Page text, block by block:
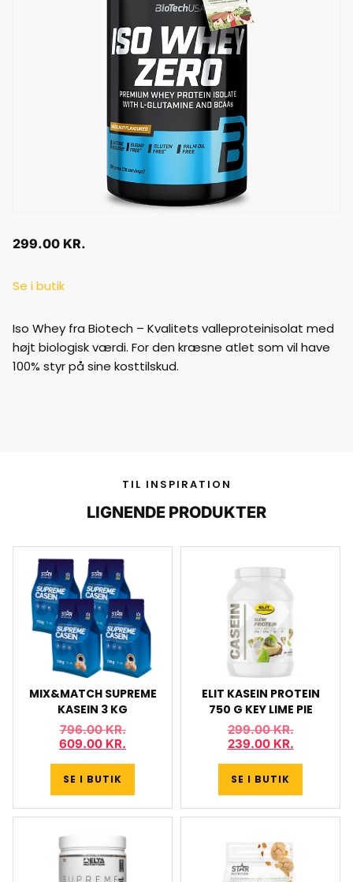
299.00 KR.
Se i butik
Iso Whey fra Biotech – Kvalitets valleproteinisolat med
højt biologisk værdi. For den kræsne atlet som vil have
100% styr på sine kosttilskud.
TIL INSPIRATION
LIGNENDE PRODUKTER
MIX&MATCH SUPREME
KASEIN 3 KG
796.00KR.
609.00 KR.
SE I BUTIK
ELIT KASEIN PROTEIN
750 G KEY LIME PIE
299.00KR.
239.00 KR.
SE I BUTIK